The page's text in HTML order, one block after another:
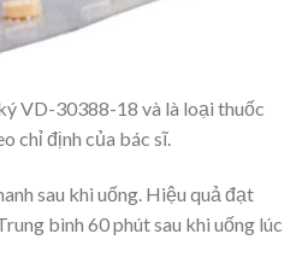
VD-30388-18 và là loại thuốc
chỉ định của bác sĩ.
sau khi uống. Hiệu quả đạt
bình 60 phút sau khi uống lúc